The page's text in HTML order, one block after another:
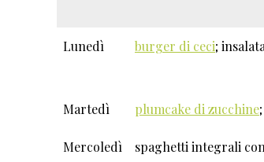
Lunedì burger di ceci;
Martedì plumcake di zucchine
Mercoledì
spaghetti integrali